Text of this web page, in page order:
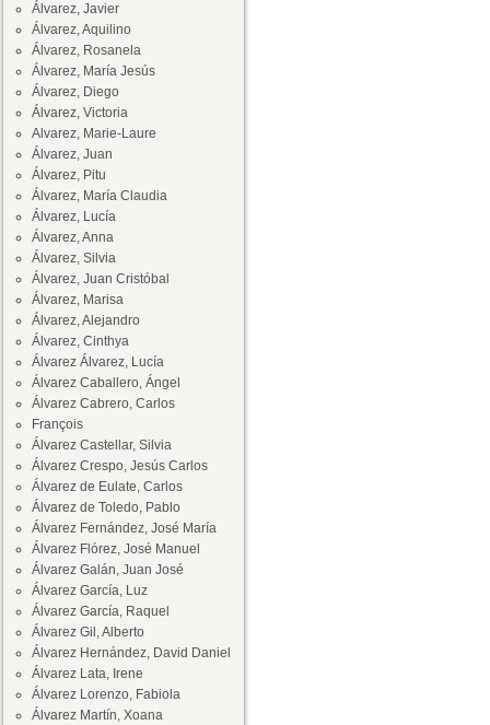
Álvarez, Javier
Álvarez, Aquilino
Álvarez, Rosanela
Álvarez, María Jesús
Álvarez, Diego
Álvarez, Victoria
Alvarez, Marie-Laure
Álvarez, Juan
Álvarez, Pitu
Álvarez, María Claudia
Álvarez, Lucía
Álvarez, Anna
Álvarez, Silvia
Álvarez, Juan Cristóbal
Álvarez, Marisa
Álvarez, Alejandro
Álvarez, Cinthya
Álvarez Álvarez, Lucía
Álvarez Caballero, Ángel
Álvarez Cabrero, Carlos
François
Álvarez Castellar, Silvia
Álvarez Crespo, Jesús Carlos
Álvarez de Eulate, Carlos
Álvarez de Toledo, Pablo
Álvarez Fernández, José María
Álvarez Flórez, José Manuel
Álvarez Galán, Juan José
Álvarez García, Luz
Álvarez García, Raquel
Álvarez Gil, Alberto
Álvarez Hernández, David Daniel
Álvarez Lata, Irene
Álvarez Lorenzo, Fabiola
Álvarez Martín, Xoana